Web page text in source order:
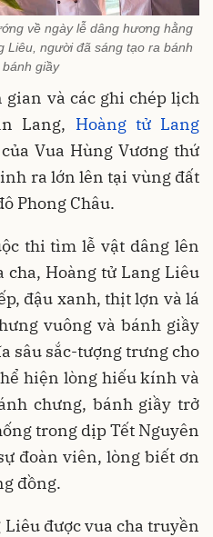
về ngày lễ dâng hương hằng
Liêu, người đã sáng tạo ra bánh
giầy
và các ghi chép lịch
Lang, Hoàng tử Lang
Vua Hùng Vương thứ
ra lớn lên tại vùng đất
Phong Châu.
thi tìm lễ vật dâng lên
Hoàng tử Lang Liêu
đậu xanh, thịt lợn và lá
vuông và bánh giầy
sâu sắc-tượng trưng cho
hiện lòng hiếu kính và
chưng, bánh giầy trở
trong dịp Tết Nguyên
đoàn viên, lòng biết ơn
đồng.
Liêu được vua cha truyền